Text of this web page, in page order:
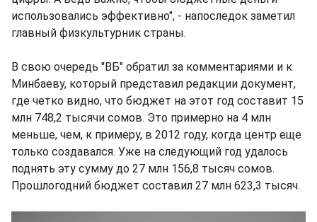
использовались эффективно", - напоследок заметил
главный физкультурник страны.
В свою очередь "ВБ" обратил за комментариями и к
Минбаеву, который представил редакции документ,
где четко видно, что бюджет на этот год составит 15
млн 748,2 тысячи сомов. Это примерно на 4 млн
меньше, чем, к примеру, в 2012 году, когда центр еще
только создавался. Уже на следующий год удалось
поднять эту сумму до 27 млн 156,8 тысяч сомов.
Прошлогодний бюджет составил 27 млн 623,3 тысяч.